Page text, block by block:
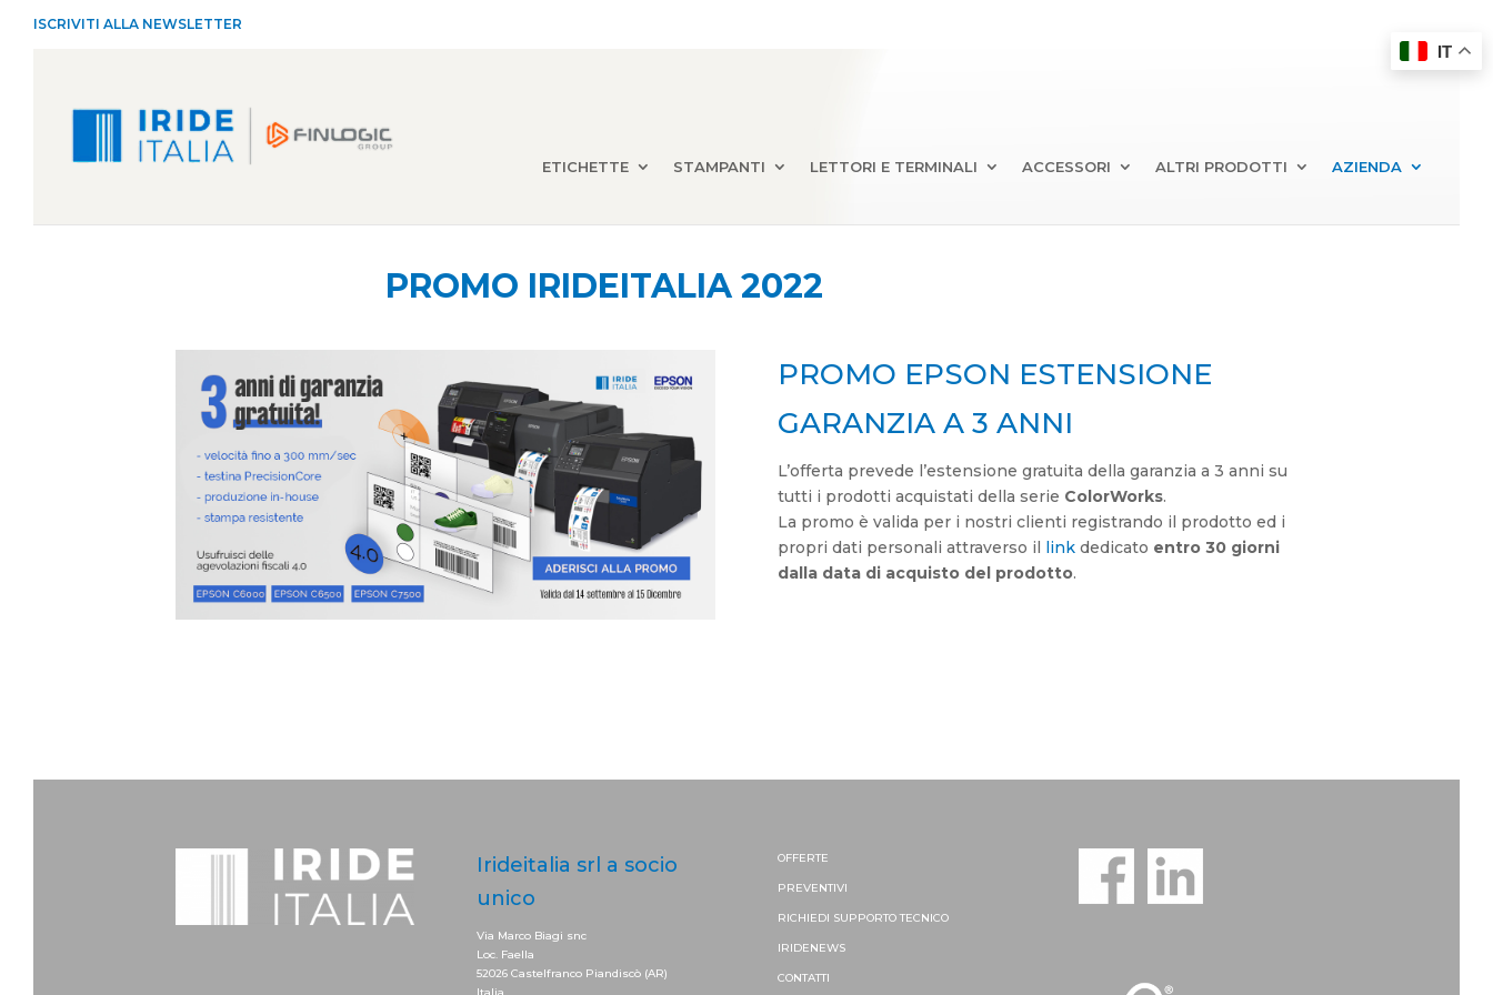
ISCRIVITI ALLA NEWSLETTER
ETICHETTE STAMPANTI LETTORI E TERMINALI ACCESSORI ALTRI PRODOTTI AZIENDA
PROMO IRIDEITALIA 2022
PROMO EPSON ESTENSIONE
GARANZIA A 3 ANNI
L’offerta prevede l’estensione gratuita della garanzia a 3 anni su
tutti i prodotti acquistati della serie ColorWorks.
La promo è valida per i nostri clienti registrando il prodotto ed i
propri dati personali attraverso il link dedicato entro 30 giorni
dalla data di acquisto del prodotto.
Irideitalia srl a socio
unico
Via Marco Biagi snc
Loc. Faella
52026 Castelfranco Piandiscò (AR)
Italia
OFFERTE
PREVENTIVI
RICHIEDI SUPPORTOTECNICO
IRIDENEWS
CONTATTI
IT